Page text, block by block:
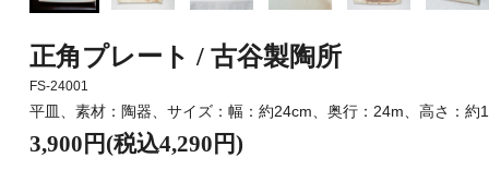
正角プレート / 古谷製陶所
FS-24001
平皿、素材：陶器、サイズ：幅：約24cm、奥行：24m、高さ：約
3,900円(税込4,290円)